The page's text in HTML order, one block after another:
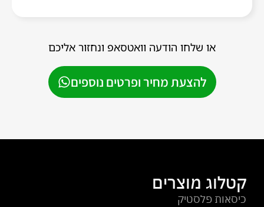
או שלחו הודעה וואטסאפ ונחזור אליכם
להצעת מחיר ופרטים נוספים
קטלוג מוצרים
כיסאות פלסטיק